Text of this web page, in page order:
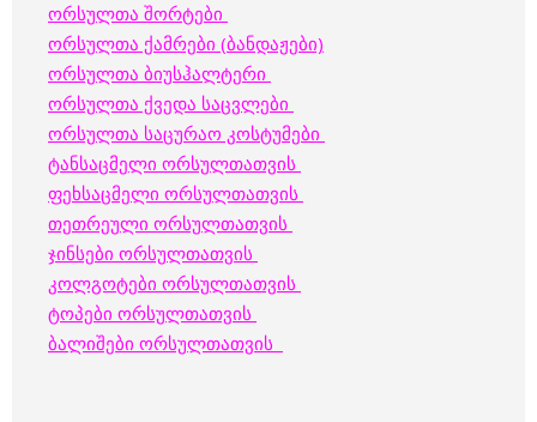
ორსულთა შორტები
ორსულთა ქამრები (ბანდაჟები)
ორსულთა ბიუსჰალტერი
ორსულთა ქვედა საცვლები
ორსულთა საცურაო კოსტუმები
ტანსაცმელი ორსულთათვის
ფეხსაცმელი ორსულთათვის
თეთრეული ორსულთათვის
ჯინსები ორსულთათვის
კოლგოტები ორსულთათვის
ტოპები ორსულთათვის
ბალიშები ორსულთათვის